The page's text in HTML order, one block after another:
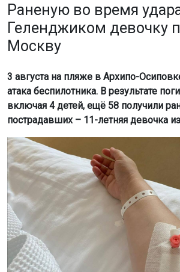
Раненую во время
Геленджиком девочку
Москву
3 августа на пляже в Архипо-
атака беспилотника. В результате
включая 4 детей, ещё 58 получили
пострадавших – 11-летняя девочка